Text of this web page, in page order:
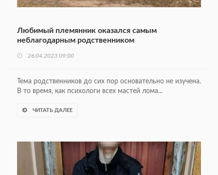
Любимый племянник оказался самым
неблагодарным родственником
26.04.2023 09:00
Тема родственников до сих пор основательно не изучена.
В то время, как психологи всех мастей лома...
ЧИТАТЬ ДАЛЕЕ